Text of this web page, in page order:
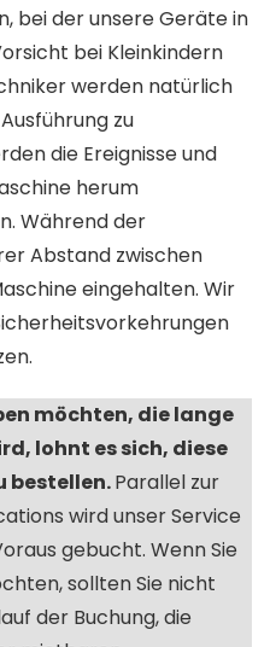
bei der unsere Geräte in
bei Kleinkindern
werden natürlich
zu
die Ereignisse und
herum
Während der
Abstand zwischen
eingehalten. Wir
möchten, die lange
lohnt es sich, diese
bestellen.Parallel zur
wird unser Service
gebucht. Wenn Sie
sollten Sie nicht
der Buchung, die